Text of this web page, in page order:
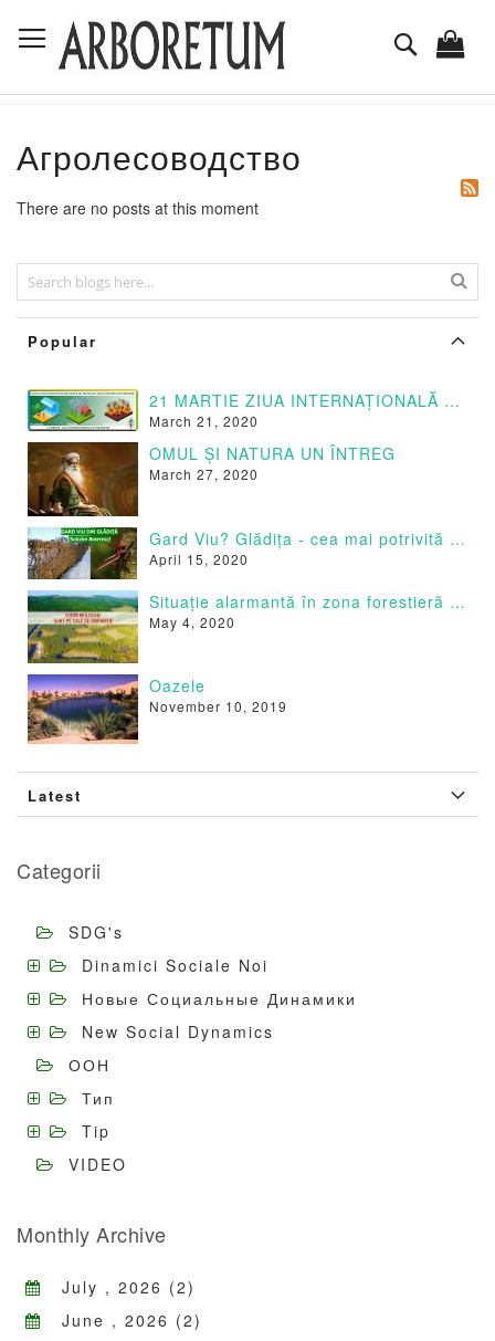
la
Continut
Cautare
Агролесоводство
There are no posts at this moment
Popular
21 MARTIE ZIUA INTERNAȚIONALĂ A PĂDURILOR
March 21, 2020
OMUL ȘI NATURA UN ÎNTREG
March 27, 2020
Gard Viu? Glădița - cea mai potrivită specie
April 15, 2020
Situație alarmantă în zona forestieră a Moldovei.
May 4, 2020
Oazele
November 10, 2019
Latest
Categorii
SDG's
Dinamici Sociale Noi
Новые Социальные Динамики
New Social Dynamics
ООН
Тип
Tip
VIDEO
Monthly Archive
July , 2026 (2)
June , 2026 (2)